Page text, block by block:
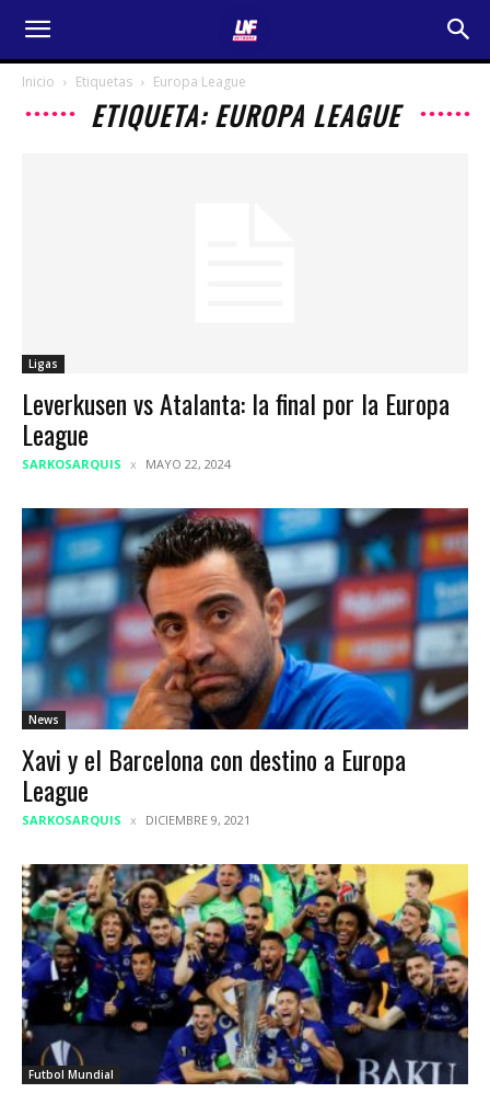
Inicio Etiquetas Europa League
ETIQUETA: EUROPA LEAGUE
Ligas
Leverkusen vs Atalanta: la final por la Europa
League
SARKOSARQUIS MAYO 22, 2024
News
Xavi y el Barcelona con destino a Europa
League
SARKOSARQUIS DICIEMBRE 9, 2021
Futbol Mundial